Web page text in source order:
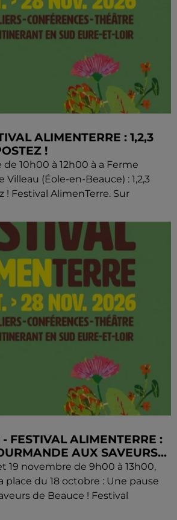
ALIMENTERRE : 1,2,3
!
de 10h00 à 12h00 à a Ferme
(Éole-en-Beauce) : 1,2,3
! Festival AlimenTerre. Sur
FESTIVAL ALIMENTERRE :
AUX SAVEURS...
19 novembre de 9h00 à 13h00,
place du 18 octobre : Une pause
de Beauce ! Festival